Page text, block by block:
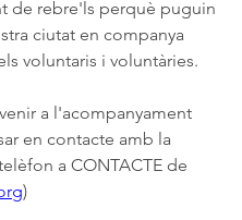
de rebre'ls perquè puguin
ciutat en companya
voluntaris i voluntàries.
a l'acompanyament
en contacte amb la
)